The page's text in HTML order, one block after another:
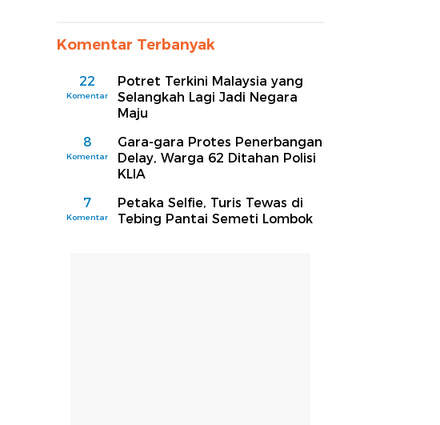
Komentar Terbanyak
22
Komentar
Potret Terkini Malaysia yang
Selangkah Lagi Jadi Negara
Maju
8
Komentar
Gara-gara Protes Penerbangan
Delay, Warga 62 Ditahan Polisi
KLIA
7
Komentar
Petaka Selfie, Turis Tewas di
Tebing Pantai Semeti Lombok